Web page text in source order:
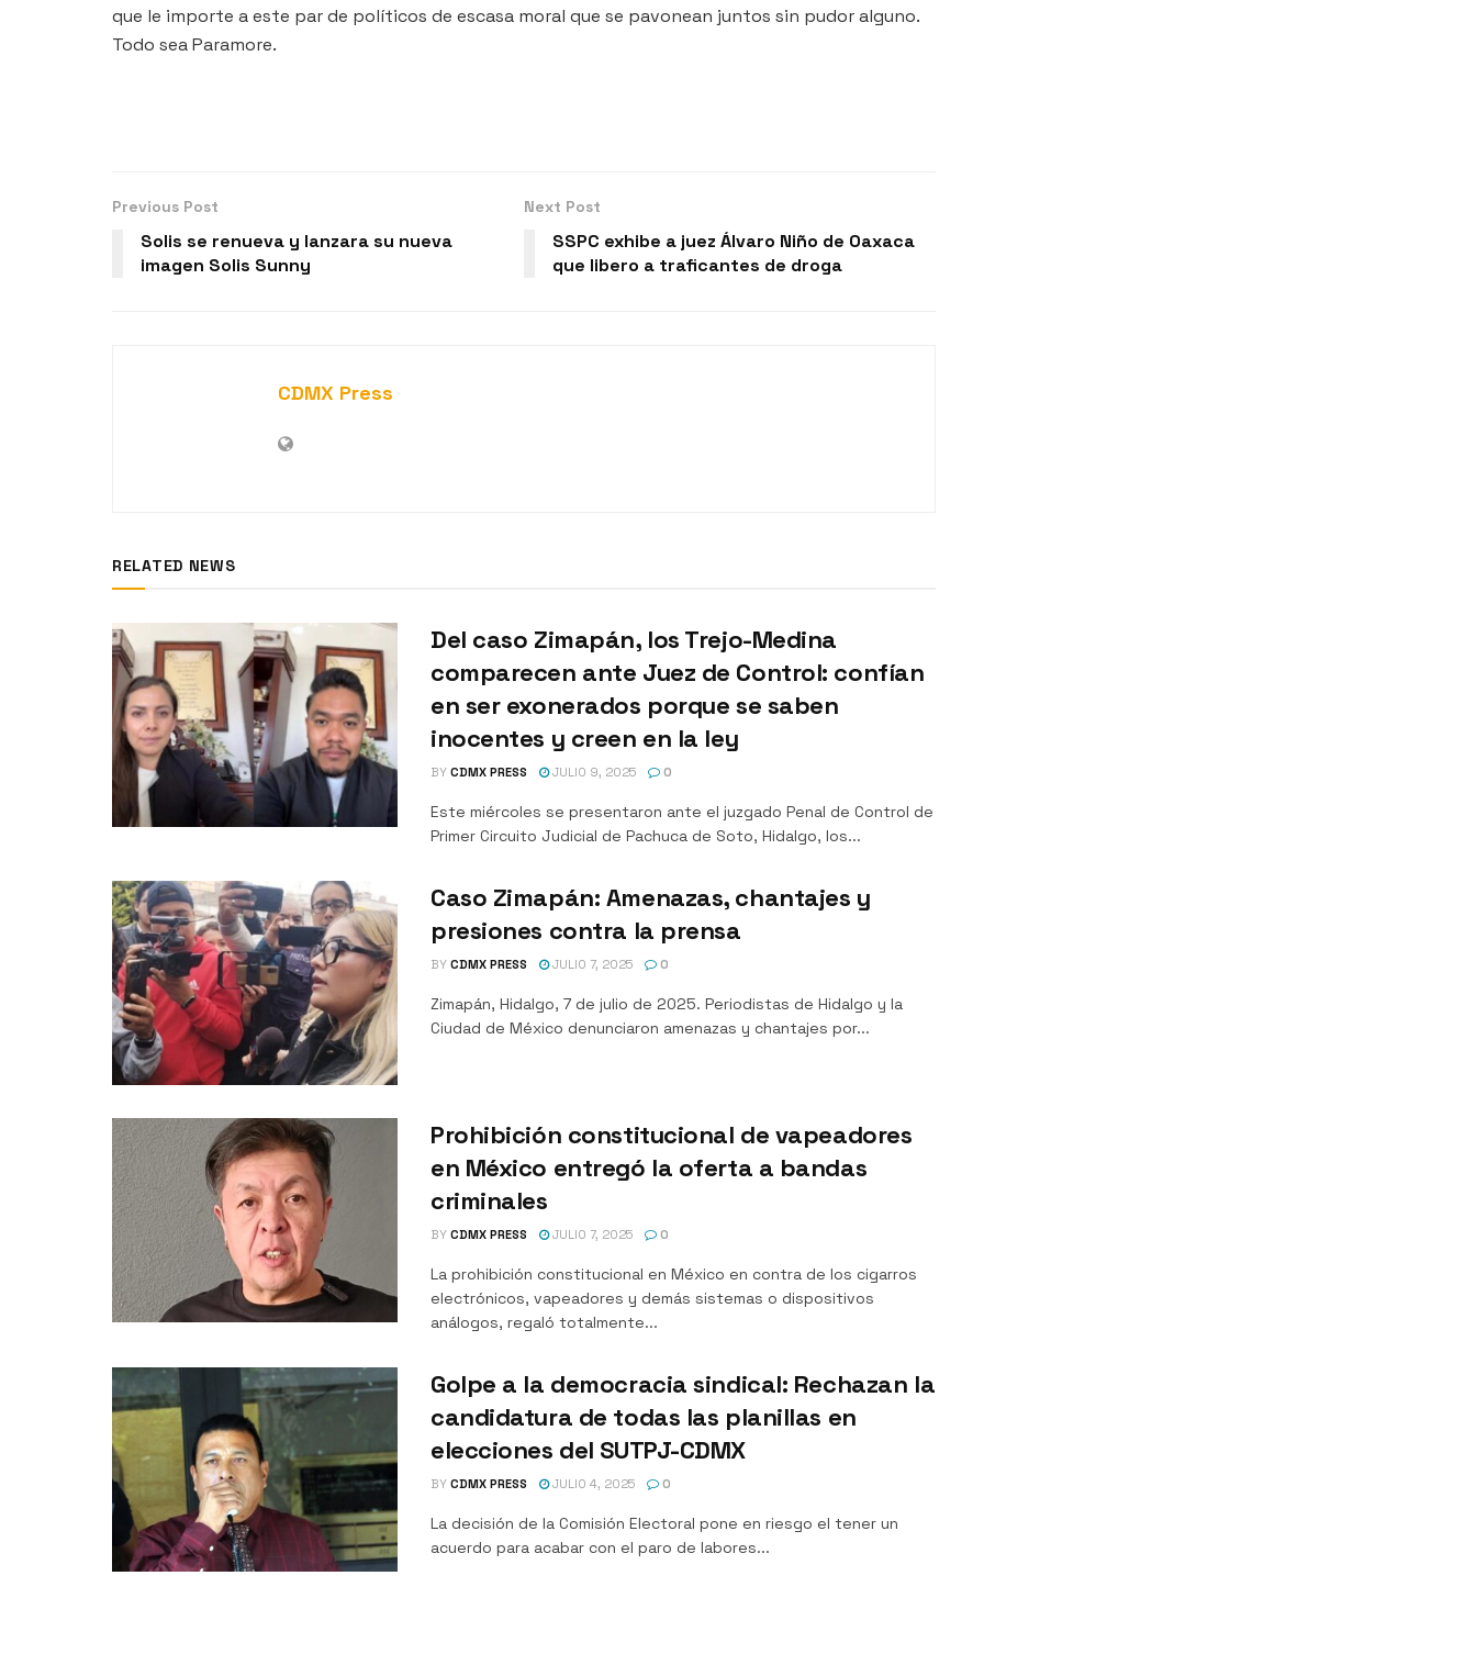
que le importe a este par de políticos de escasa moral que se pavonean juntos sin pudor alguno.
Todo sea Paramore.
Previous Post
Solis se renueva y lanzara su nueva
imagen Solis Sunny
Next Post
SSPC exhibe a juez Álvaro Niño de Oaxaca
que libero a traficantes de droga
CDMX Press
RELATED NEWS
Del caso Zimapán, los Trejo-Medina
comparecen ante Juez de Control: confían
en ser exonerados porque se saben
inocentes y creen en la ley
BY CDMX PRESS JULIO 9, 2025 0
Este miércoles se presentaron ante el juzgado Penal de Control de
Primer Circuito Judicial de Pachuca de Soto, Hidalgo, los...
Caso Zimapán: Amenazas, chantajes y
presiones contra la prensa
BY CDMX PRESS JULIO 7, 2025 0
Zimapán, Hidalgo, 7 de julio de 2025. Periodistas de Hidalgo y la
Ciudad de México denunciaron amenazas y chantajes por...
Prohibición constitucional de vapeadores
en México entregó la oferta a bandas
criminales
BY CDMX PRESS JULIO 7, 2025 0
La prohibición constitucional en México en contra de los cigarros
electrónicos, vapeadores y demás sistemas o dispositivos
análogos, regaló totalmente...
Golpe a la democracia sindical: Rechazan la
candidatura de todas las planillas en
elecciones del SUTPJ-CDMX
BY CDMX PRESS JULIO 4, 2025 0
La decisión de la Comisión Electoral pone en riesgo el tener un
acuerdo para acabar con el paro de labores...